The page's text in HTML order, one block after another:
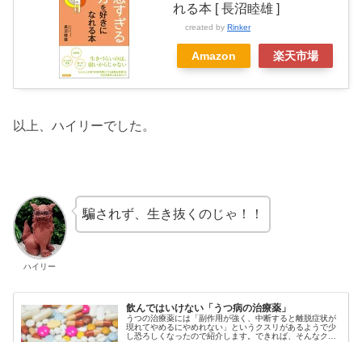
れる本 [ 長沼睦雄 ]
created by Rinker
Amazon 楽天市場
以上、ハイリーでした。
ハイリー
騙されず、生き抜くのじゃ！！
飲んではいけない「うつ病の治療薬」
うつの治療薬には「副作用が強く、中断すると離脱症状が
現れてやめるにやめれない」というクスリがあるようで少
し恐ろしくなったので紹介します。できれば、そんなクス